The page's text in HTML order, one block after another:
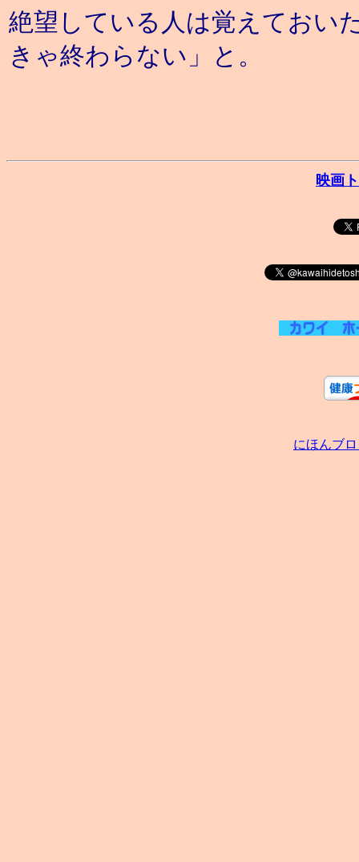
絶望している人は覚えておい
きゃ終わらない」と。
映画
にほんブ